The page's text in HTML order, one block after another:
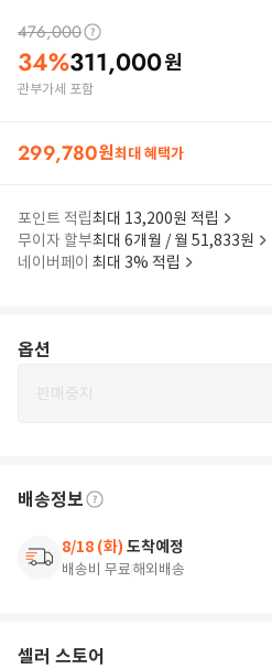
476,000
34%311,000원
관부가세 포함
299,780원최대 혜택가
포인트 적립최대 13,200원 적립
무이자 할부최대 6개월 / 월 51,833원
네이버페이 최대 3% 적립
옵션
판매중지
배송정보
8/18 (화) 도착예정
배송비 무료해외배송
셀러 스토어